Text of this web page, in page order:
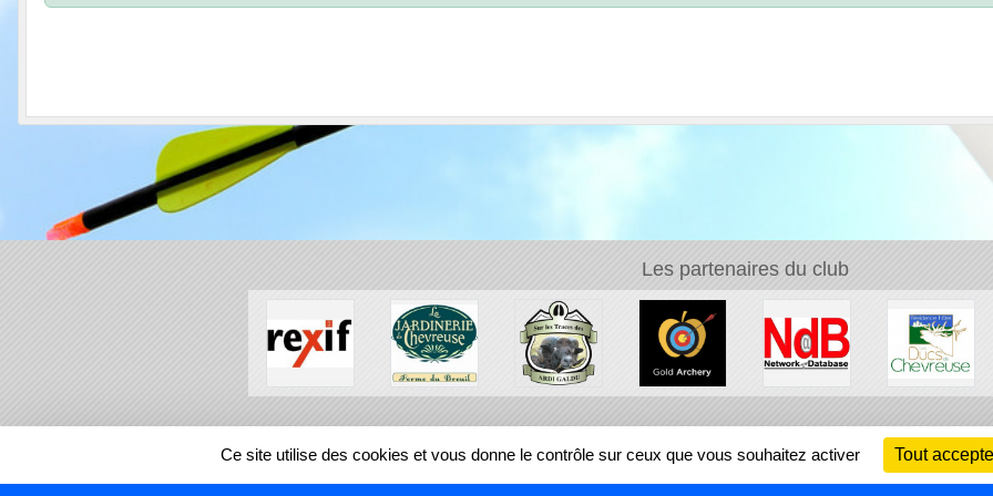
Les partenaires du club
REGIONS
Ce site utilise des cookies et vous donne le contrôle sur ceux que vous souhaitez activer Tout